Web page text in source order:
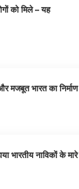
को मिले – यह
मजबूत भारत का निर्माण
भारतीय नाविकों के मारे